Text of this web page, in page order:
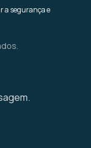
a segurança e